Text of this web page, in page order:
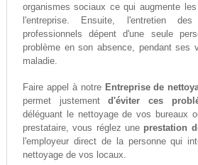
organismes sociaux ce qui augmente
l'entreprise. Ensuite, l'entretien
professionnels dépent d'une seule
problème en son absence, pendant ses
maladie.
Faire appel à notre Entreprise de
permet justementd'éviter ces
déléguant le nettoyage de vos bureaux
prestataire, vous réglez une prestation
l'employeur direct de la personne qui
nettoyage de vos locaux.